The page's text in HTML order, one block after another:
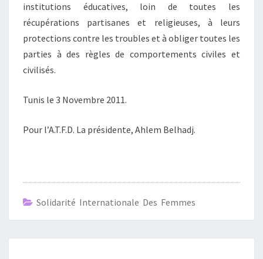
institutions éducatives, loin de toutes les
récupérations partisanes et religieuses, à leurs
protections contre les troubles et à obliger toutes les
parties à des règles de comportements civiles et
civilisés.
Tunis le 3 Novembre 2011.
Pour l’A.T.F.D. La présidente, Ahlem Belhadj.
Solidarité Internationale Des Femmes